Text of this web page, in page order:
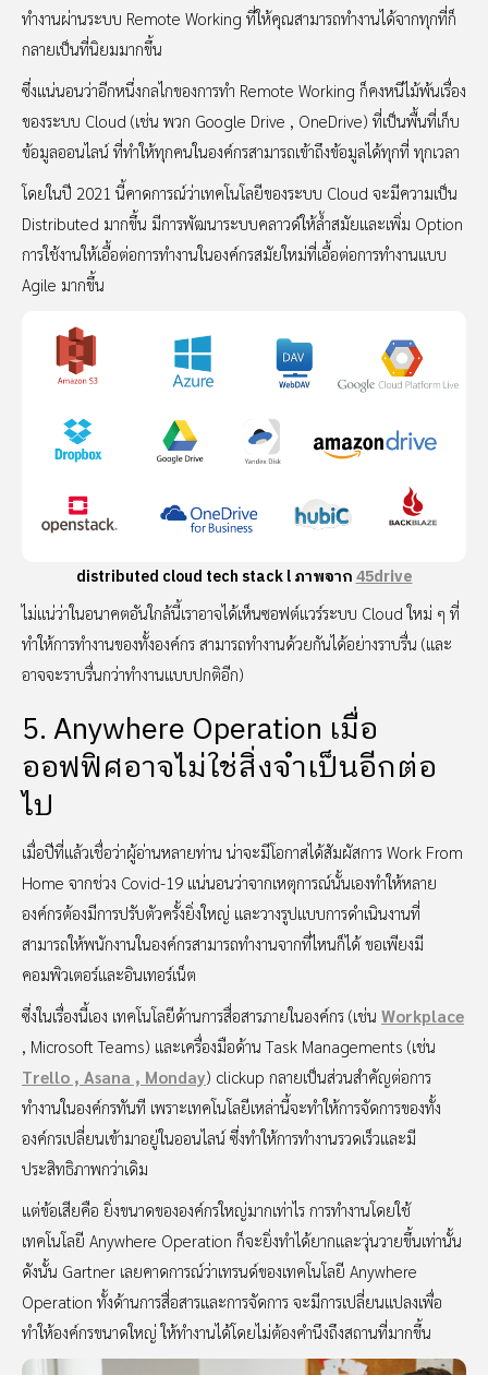
ทำงานผ่านระบบ Remote Working ที่ให้คุณสามารถทำงานได้จากทุกที่ก็
กลายเป็นที่นิยมมากขึ้น
ซึ่งแน่นอนว่าอีกหนึ่งกลไกของการทำ Remote Working ก็คงหนีไม้พ้นเรื่อง
ของระบบ Cloud (เช่น พวก Google Drive , OneDrive) ที่เป็นพื้นที่เก็บ
ข้อมูลออนไลน์ ที่ทำให้ทุกคนในองค์กรสามารถเข้าถึงข้อมูลได้ทุกที่ ทุกเวลา
โดยในปี 2021 นี้คาดการณ์ว่าเทคโนโลยีของระบบ Cloud จะมีความเป็น
Distributed มากขึ้น มีการพัฒนาระบบคลาวด์ให้ล้ำสมัยและเพิ่ม Option
การใช้งานให้เอื้อต่อการทำงานในองค์กรสมัยใหม่ที่เอื้อต่อการทำงานแบบ
Agile มากขึ้น
distributed cloud tech stack l ภาพจาก45drive
ไม่แน่ว่าในอนาคตอันใกล้นี้เราอาจได้เห็นซอฟต์แวร์ระบบ Cloud ใหม่ ๆ ที่
ทำให้การทำงานของทั้งองค์กร สามารถทำงานด้วยกันได้อย่างราบรื่น (และ
อาจจะราบรื่นกว่าทำงานแบบปกติอีก)
5. Anywhere Operation เมื่อ
ออฟฟิศอาจไม่ใช่สิ่งจำเป็นอีกต่อ
ไป
เมื่อปีที่แล้วเชื่อว่าผู้อ่านหลายท่าน น่าจะมีโอกาสได้สัมผัสการ Work From
Home จากช่วง Covid-19 แน่นอนว่าจากเหตุการณ์นั้นเองทำให้หลาย
องค์กรต้องมีการปรับตัวครั้งยิ่งใหญ่ และวางรูปแบบการดำเนินงานที่
สามารถให้พนักงานในองค์กรสามารถทำงานจากที่ไหนก็ได้ ขอเพียงมี
คอมพิวเตอร์และอินเทอร์เน็ต
ซึ่งในเรื่องนี้เอง เทคโนโลยีด้านการสื่อสารภายในองค์กร (เช่น Workplace
, Microsoft Teams) และเครื่องมือด้าน Task Managements (เช่น
Trello , Asana , Monday) clickup กลายเป็นส่วนสำคัญต่อการ
ทำงานในองค์กรทันที เพราะเทคโนโลยีเหล่านี้จะทำให้การจัดการของทั้ง
องค์กรเปลี่ยนเข้ามาอยู่ในออนไลน์ ซึ่งทำให้การทำงานรวดเร็วและมี
ประสิทธิภาพกว่าเดิม
แต่ข้อเสียคือ ยิ่งขนาดขององค์กรใหญ่มากเท่าไร การทำงานโดยใช้
เทคโนโลยี Anywhere Operation ก็จะยิ่งทำได้ยากและวุ่นวายขึ้นเท่านั้น
ดังนั้น Gartner เลยคาดการณ์ว่าเทรนด์ของเทคโนโลยี Anywhere
Operation ทั้งด้านการสื่อสารและการจัดการ จะมีการเปลี่ยนแปลงเพื่อ
ทำให้องค์กรขนาดใหญ่ ให้ทำงานได้โดยไม่ต้องคำนึงถึงสถานที่มากขึ้น